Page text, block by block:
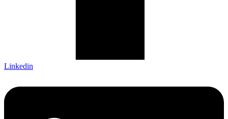
Linkedin